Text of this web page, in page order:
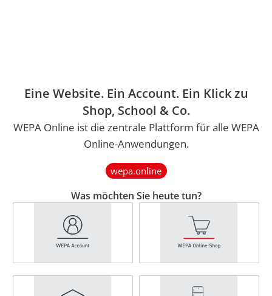
WEPAEine Website. Ein Account. Ein Klick zu
Shop, School & Co.
WEPA Online ist die zentrale Plattform für alle WEPA
Online-Anwendungen.
wepa.online
Was möchten Sie heute tun?